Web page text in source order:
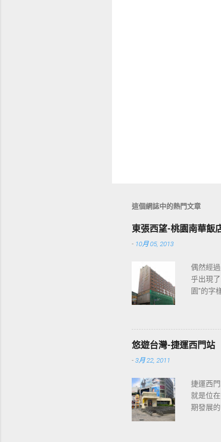
這個網誌中的熱門文章
東張西望-桃園南華飯
- 10月 05, 2013
偶然經
乎出現
園"的字
悠遊台灣-捷運西門站
-3月 22, 2011
捷運西
就是位
期發展